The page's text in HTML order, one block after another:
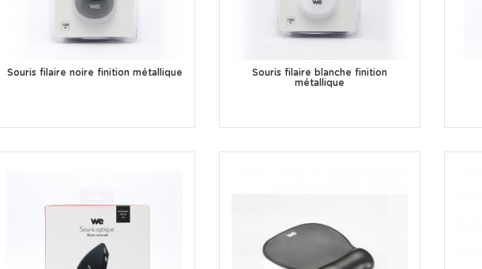
Souris filaire noire finition métallique
Souris filaire blanche finition
métallique